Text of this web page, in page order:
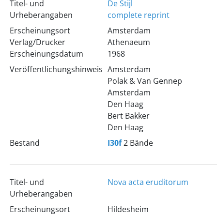
Titel- und
Urheberangaben
De Stijl
complete reprint
Erscheinungsort
Verlag/Drucker
Erscheinungsdatum
Amsterdam
Athenaeum
1968
Veröffentlichungshinweis Amsterdam
Polak & Van Gennep
Amsterdam
Den Haag
Bert Bakker
Den Haag
Bestand
I30f2 Bände
Titel- und
Urheberangaben
Nova acta eruditorum
Erscheinungsort
Hildesheim